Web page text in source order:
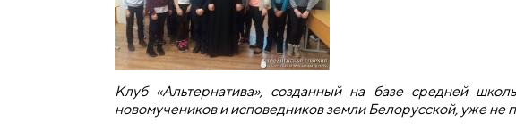
Клуб «Альтернатива», созданный на базе средней
новомучеников и исповедников земли Белорусской, уже не